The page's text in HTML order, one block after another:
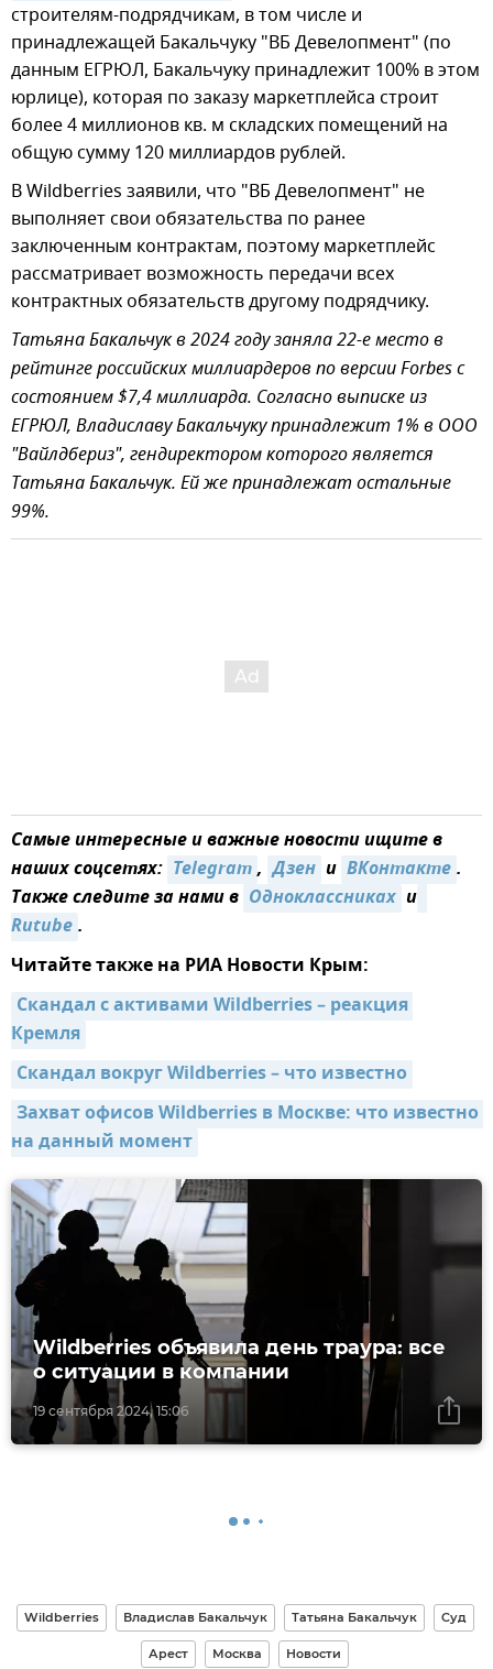
строителям-подрядчикам, в том числе и
принадлежащей Бакальчуку "ВБ Девелопмент" (по
данным ЕГРЮЛ, Бакальчуку принадлежит 100% в этом
юрлице), которая по заказу маркетплейса строит
более 4 миллионов кв. м складских помещений на
общую сумму 120 миллиардов рублей.
В Wildberries заявили, что "ВБ Девелопмент" не
выполняет свои обязательства по ранее
заключенным контрактам, поэтому маркетплейс
рассматривает возможность передачи всех
контрактных обязательств другому подрядчику.
Татьяна Бакальчук в 2024 году заняла 22-е место в
рейтинге российских миллиардеров по версии Forbes с
состоянием $7,4 миллиарда. Согласно выписке из
ЕГРЮЛ, Владиславу Бакальчуку принадлежит 1% в ООО
"Вайлдбериз", гендиректором которого является
Татьяна Бакальчук. Ей же принадлежат остальные
99%.
Самые интересные и важные новости ищите в
наших соцсетях: Telegram, Дзен и ВКонтакте.
Также следите за нами в Одноклассниках и
Rutube.
Читайте также на РИА Новости Крым:
Скандал с активами Wildberries – реакция
Кремля
Скандал вокруг Wildberries – что известно
Захват офисов Wildberries в Москве: что известно
на данный момент
19 сентября 2024, 15:06
Wildberries объявила день траура: все
о ситуации в компании
Wildberries Владислав Бакальчук Татьяна Бакальчук Суд
Арест Москва Новости